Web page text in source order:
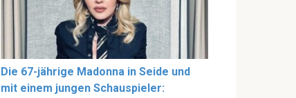
Die 67-jährige Madonna in Seide und
mit einem jungen Schauspieler: